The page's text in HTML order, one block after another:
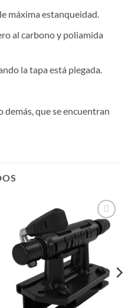
máxima estanqueidad.
al carbono y poliamida
la tapa está plegada.
demás, que se encuentran
Añadir
a la
lista de